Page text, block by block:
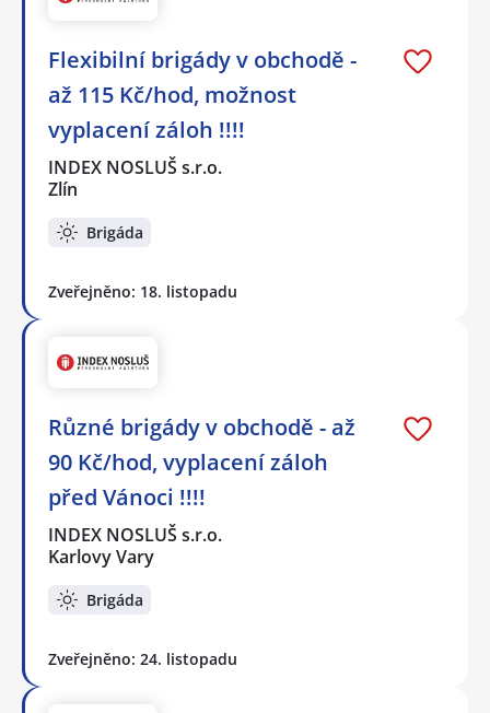
Flexibilní brigády v obchodě -
až 115 Kč/hod, možnost
vyplacení záloh !!!!
INDEX NOSLUŠ s.r.o.
Zlín
Brigáda
Zveřejněno: 18. listopadu
Různé brigády v obchodě - až
90 Kč/hod, vyplacení záloh
před Vánoci !!!!
INDEX NOSLUŠ s.r.o.
Karlovy Vary
Brigáda
Zveřejněno: 24. listopadu